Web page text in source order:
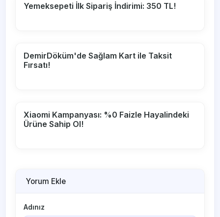
Yemeksepeti İlk Sipariş İndirimi: 350 TL!
DemirDöküm'de Sağlam Kart ile Taksit
Fırsatı!
Xiaomi Kampanyası: %0 Faizle Hayalindeki
Ürüne Sahip Ol!
Yorum Ekle
Adınız